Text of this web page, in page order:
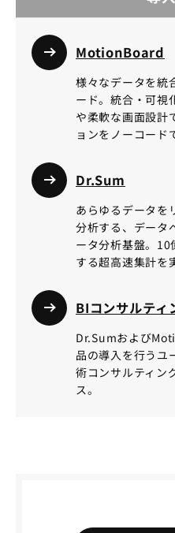
MotionBoard
様々なデータを統
ード。統合・可視
や柔軟な画面設計
ョンをノーコード
Dr.Sum
あらゆるデータを
分析する、データ
ータ分析基盤。
する超高速集計を
BIコンサルティ
Dr.Sumおよび
品の導入を行うユ
術コンサルティン
ス。